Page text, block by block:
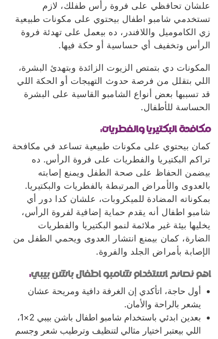
علشان تحافظي على فروة رأس طفلك، لازم
تستخدمي شامبو اطفال بيحتوي على مكونات طبيعية
زي الكاموميل واللافندر، ده بيعمل على تهدئة فروة
الرأس وتخفيف أي حساسية أو حكة فيها.
المكونات دي بتمتص الزيوت الزائدة وبتهدئ البشرة،
اللي بتقلل من فرصة حدوث التهيجات أو الحكة اللي
قد تسببها بعض أنواع الشامبو القاسية على البشرة
الحساسة للأطفال.
مكافحة البكتيريا والفطريات:
كمان بيحتوي على مكونات طبيعية تساعد في مكافحة
تراكم البكتيريا والفطريات على فروة الرأس. ده
بيضمن الحفاظ على صحة الطفل ويمنع إصابته
بالعدوى والأمراض المرتبطة بالفطريات والبكتيريا.
بمكوناته المضادة للميكروبات، علشان كدا دور أي
شامبو اطفال أنه يقدم حماية إضافية لفروة الرأس،
يخليها بيئة غير ملائمة لنمو البكتيريا والفطريات
الضارة، كمان بيمنع انتشار العدوى ويحمي الطفل من
الإصابة بأمراض الجلد والفروة.
اهم نصائح استخدام شامبو اطفال باشن بيبي:
أول حاجة، اتأكدي إن الغرفة دافية ومريحة عشان
يشعر بالراحة والأمان.
بعدين ابدئي باستخدام شامبو اطفال باشن بيبي 2×1،
اللي بيعتبر اختيار مثالي لتنظيف وترطيب شعر وجسم